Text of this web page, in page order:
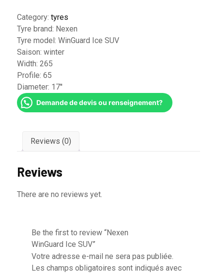
Category: tyres
Tyre brand: Nexen
Tyre model: WinGuard Ice SUV
Saison: winter
Width: 265
Profile: 65
Diameter: 17''
Demande de devis ou renseignement?
Reviews (0)
Reviews
There are no reviews yet.
Be the first to review “Nexen
WinGuard Ice SUV”
Votre adresse e-mail ne sera pas publiée.
Les champs obligatoires sont indiqués avec